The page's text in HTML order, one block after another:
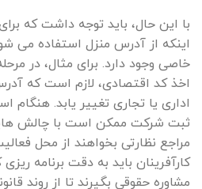
با این حال، باید توجه داشت که
اینکه از آدرس منزل استفاده می
خاصی وجود دارد. برای مثال، در
اخذ کد اقتصادی، لازم است که
اداری یا تجاری تغییر یابد. هنگام
ثبت شرکت ممکن است با چالش ‌هایی
مراجع نظارتی بخواهند از محل
کارآفرینان باید به دقت برنامه
مشاوره حقوقی بگیرند تا از روند